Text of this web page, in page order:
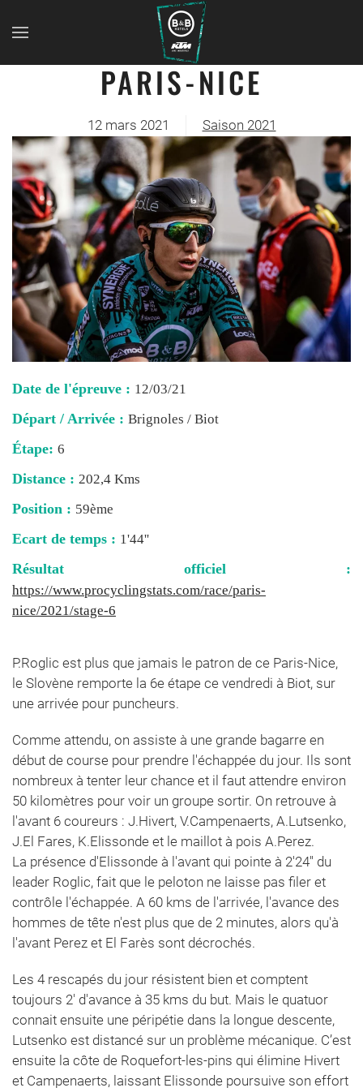
PARIS-NICE
12 mars 2021 Saison 2021
Date de l'épreuve : 12/03/21
Départ / Arrivée : Brignoles / Biot
Étape: 6
Distance : 202,4 Kms
Position : 59ème
Ecart de temps : 1'44''
Résultat officiel :
https://www.procyclingstats.com/race/paris-
nice/2021/stage-6
P.Roglic est plus que jamais le patron de ce Paris-Nice,
le Slovène remporte la 6e étape ce vendredi à Biot, sur
une arrivée pour puncheurs.
Comme attendu, on assiste à une grande bagarre en
début de course pour prendre l'échappée du jour. Ils sont
nombreux à tenter leur chance et il faut attendre environ
50 kilomètres pour voir un groupe sortir. On retrouve à
l'avant 6 coureurs : J.Hivert, V.Campenaerts, A.Lutsenko,
J.El Fares, K.Elissonde et le maillot à pois A.Perez.
La présence d'Elissonde à l'avant qui pointe à 2'24'' du
leader Roglic, fait que le peloton ne laisse pas filer et
contrôle l'échappée. A 60 kms de l'arrivée, l'avance des
hommes de tête n'est plus que de 2 minutes, alors qu'à
l'avant Perez et El Farès sont décrochés.
Les 4 rescapés du jour résistent bien et comptent
toujours 2' d'avance à 35 kms du but. Mais le quatuor
connait ensuite une péripétie dans la longue descente,
Lutsenko est distancé sur un problème mécanique. C’est
ensuite la côte de Roquefort-les-pins qui élimine Hivert
et Campenaerts, laissant Elissonde poursuive son effort